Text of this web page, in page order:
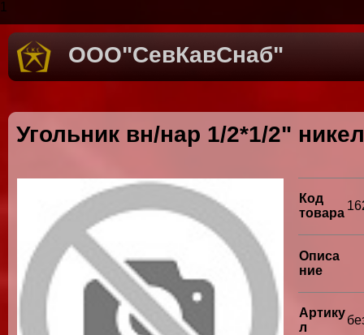
1
ООО"СевКавСнаб"
Угольник вн/нар 1/2*1/2"
Код
товара
Описа
ние
Артику
л